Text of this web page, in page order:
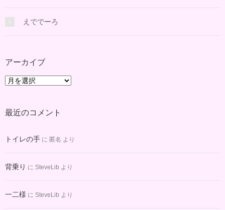
えででーろ
アーカイブ
ア
イ
最近のコメント
トイレの手 に 匿名 より
背乗り に SteveLib より
一二様 に SteveLib より